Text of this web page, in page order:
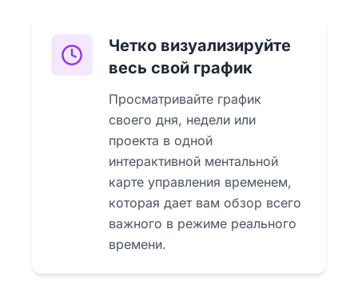
Четко визуализируйте
весь свой график
Просматривайте график
своего дня, недели или
проекта в одной
интерактивной ментальной
карте управления временем,
которая дает вам обзор всего
важного в режиме реального
времени.